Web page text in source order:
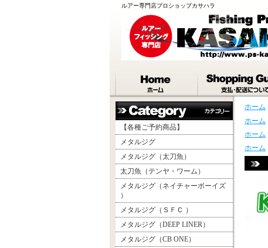
ルアー専門店プロショップカサハラ
【各種ご予約商品】
メタルジグ
メタルジグ（太刀魚）
太刀魚（テンヤ・ワーム）
メタルジグ（ネイチャーボーイズ
）
メタルジグ（ＳＦＣ ）
メタルジグ（DEEP LINER）
メタルジグ（CB ONE）
ホーム
ホーム
ホーム
ホーム